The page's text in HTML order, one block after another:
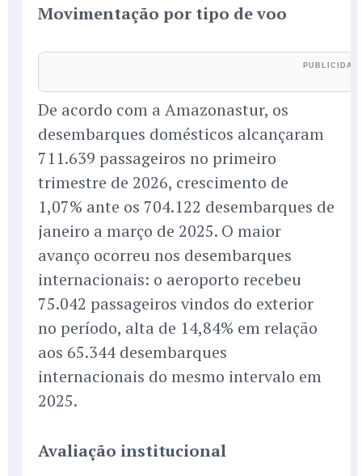
Movimentação por tipo de voo
De acordo com a Amazonastur, os
desembarques domésticos alcançaram
711.639 passageiros no primeiro
trimestre de 2026, crescimento de
1,07% ante os 704.122 desembarques de
janeiro a março de 2025. O maior
avanço ocorreu nos desembarques
internacionais: o aeroporto recebeu
75.042 passageiros vindos do exterior
no período, alta de 14,84% em relação
aos 65.344 desembarques
internacionais do mesmo intervalo em
2025.
Avaliação institucional